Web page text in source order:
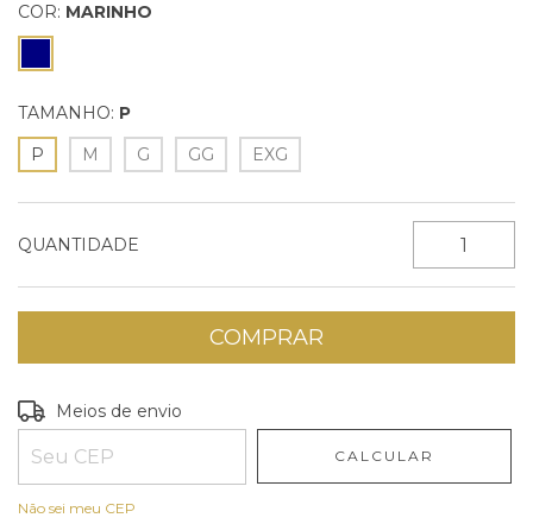
COR: MARINHO
TAMANHO: P
P
M G GG EXG
QUANTIDADE
Entregas para o CEP:
Meios de envio
CALCULAR
Não sei meu CEP